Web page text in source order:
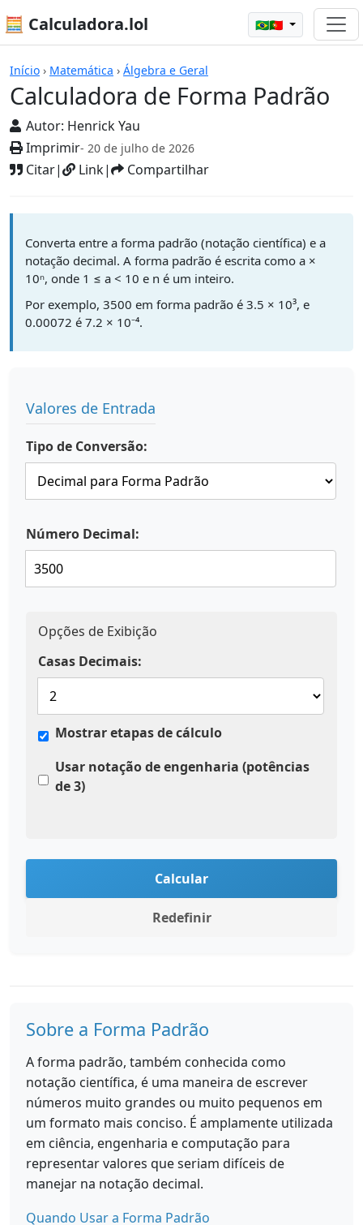
🧮 Calculadora.lol 🇧🇷🇵🇹
Início › Matemática › Álgebra e Geral
Calculadora de Forma Padrão
Autor: Henrick Yau
Imprimir- 20 de julho de 2026
Citar| Link| Compartilhar
Calculadoras
Converta entre a forma padrão (notação científica) e a
notação decimal. A forma padrão é escrita como a ×
10ⁿ, onde 1 ≤ a < 10 e n é um inteiro.
Por exemplo, 3500 em forma padrão é 3.5 × 10³, e
0.00072 é 7.2 × 10⁻⁴.
Valores de Entrada
Tipo de Conversão:
Número Decimal:
Opções de Exibição
Casas Decimais:
Mostrar etapas de cálculo
Usar notação de engenharia (potências
de 3)
Calcular
Redefinir
Sobre a Forma Padrão
A forma padrão, também conhecida como
notação científica, é uma maneira de escrever
números muito grandes ou muito pequenos em
um formato mais conciso. É amplamente utilizada
em ciência, engenharia e computação para
representar valores que seriam difíceis de
manejar na notação decimal.
Quando Usar a Forma Padrão